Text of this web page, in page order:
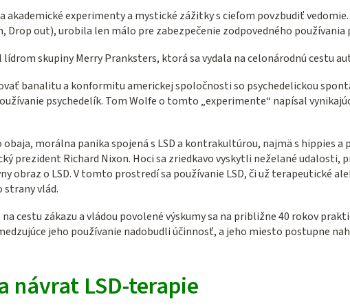
akademické experimenty a mystické zážitky s cieľom povzbudiť
Drop out), urobila len málo pre zabezpečenie zodpovedného
skupiny Merry Pranksters, ktorá sa vydala na celonárodnú cestu
banalitu a konformitu americkej spoločnosti so psychedelickou
psychedelík. Tom Wolfe o tomto „experimente“ napísal
morálna panika spojená s LSD a kontrakultúrou, najmä s hippies
prezident Richard Nixon. Hoci sa zriedkavo vyskytli neželané udalosti,
o LSD. V tomto prostredí sa používanie LSD, či už terapeutické
strany vlád.
cestu zákazu a vládou povolené výskumy sa na približne 40 rokov
jeho používanie nadobudli účinnosť, a jeho miesto postupne
návrat LSD-terapie